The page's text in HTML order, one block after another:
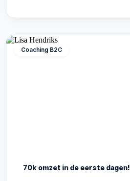
Coaching B2C
70k omzet in de eerste dagen!